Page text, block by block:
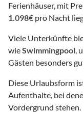
Ferienhäuser, mit
1.098€ pro Nacht
Viele Unterkünfte
wieSwimmingpool,
Gästen besonders
Diese Urlaubsform
Aufenthalte, bei
Vordergrund stehen.